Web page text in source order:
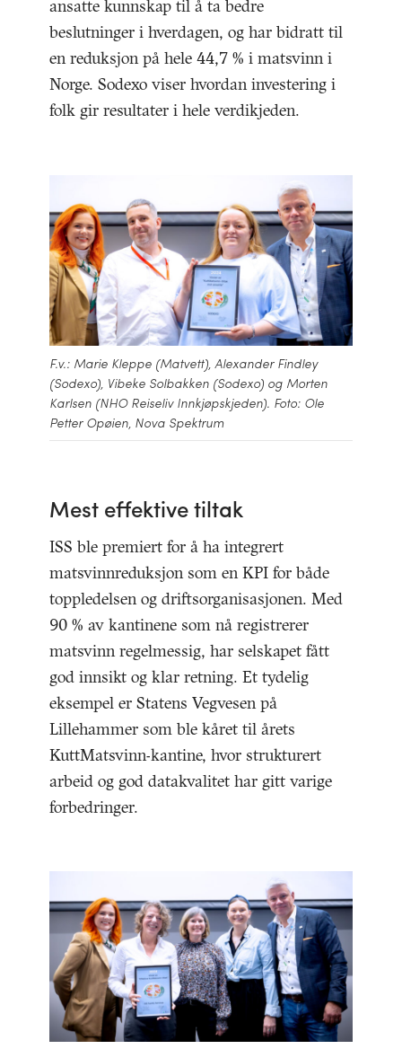
ansatte kunnskap til å ta bedre
beslutninger i hverdagen, og har bidratt til
en reduksjon på hele 44,7 % i matsvinn i
Norge. Sodexo viser hvordan investering i
folk gir resultater i hele verdikjeden.
F.v.: Marie Kleppe (Matvett), Alexander Findley
(Sodexo), Vibeke Solbakken (Sodexo) og Morten
Karlsen (NHO Reiseliv Innkjøpskjeden). Foto: Ole
Petter Opøien, Nova Spektrum
Mest effektive tiltak
ISS ble premiert for å ha integrert
matsvinnreduksjon som en KPI for både
toppledelsen og driftsorganisasjonen. Med
90 % av kantinene som nå registrerer
matsvinn regelmessig, har selskapet fått
god innsikt og klar retning. Et tydelig
eksempel er Statens Vegvesen på
Lillehammer som ble kåret til årets
KuttMatsvinn-kantine, hvor strukturert
arbeid og god datakvalitet har gitt varige
forbedringer.